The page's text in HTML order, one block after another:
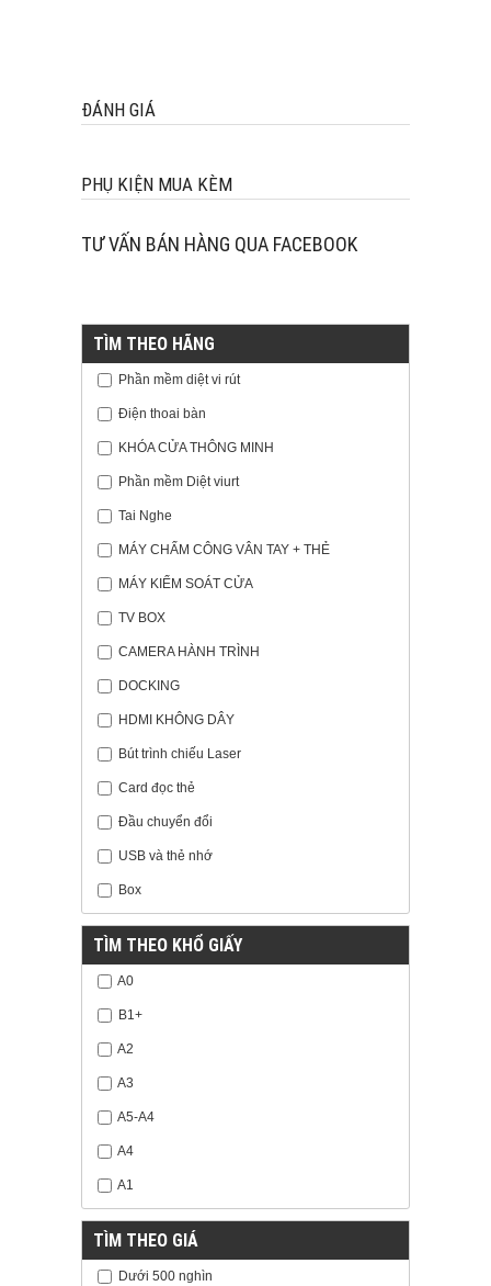
ĐÁNH GIÁ
PHỤ KIỆN MUA KÈM
TƯ VẤN BÁN HÀNG QUA FACEBOOK
TÌM THEO HÃNG
Phần mềm diệt vi rút
Điện thoai bàn
KHÓA CỬA THÔNG MINH
Phần mềm Diệt viurt
Tai Nghe
MÁY CHẤM CÔNG VÂN TAY + THẺ
MÁY KIỂM SOÁT CỬA
TV BOX
CAMERA HÀNH TRÌNH
DOCKING
HDMI KHÔNG DÂY
Bút trình chiếu Laser
Card đọc thẻ
Đầu chuyển đổi
USB và thẻ nhớ
Box
TÌM THEO KHỔ GIẤY
A0
B1+
A2
A3
A5-A4
A4
A1
TÌM THEO GIÁ
Dưới 500 nghìn